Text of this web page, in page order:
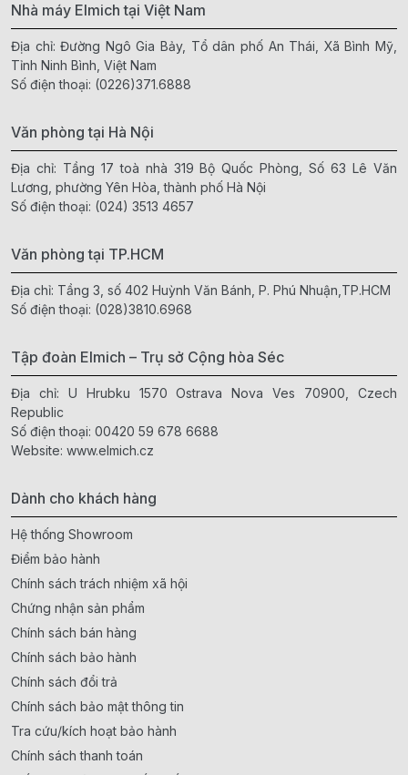
Nhà máy Elmich tại Việt Nam
Địa chỉ: Đường Ngô Gia Bảy, Tổ dân phố An Thái, Xã Bình Mỹ,
Tỉnh Ninh Bình, Việt Nam
Số điện thoại: (0226)371.6888
Văn phòng tại Hà Nội
Địa chỉ: Tầng 17 toà nhà 319 Bộ Quốc Phòng, Số 63 Lê Văn
Lương, phường Yên Hòa, thành phố Hà Nội
Số điện thoại: (024) 3513 4657
Văn phòng tại TP.HCM
Địa chỉ: Tầng 3, số 402 Huỳnh Văn Bánh, P. Phú Nhuận,TP.HCM
Số điện thoại: (028)3810.6968
Tập đoàn Elmich – Trụ sở Cộng hòa Séc
Địa chỉ: U Hrubku 1570 Ostrava Nova Ves 70900, Czech
Republic
Số điện thoại: 00420 59 678 6688
Website: www.elmich.cz
Dành cho khách hàng
Hệ thống Showroom
Điểm bảo hành
Chính sách trách nhiệm xã hội
Chứng nhận sản phẩm
Chính sách bán hàng
Chính sách bảo hành
Chính sách đổi trả
Chính sách bảo mật thông tin
Tra cứu/kích hoạt bảo hành
Chính sách thanh toán